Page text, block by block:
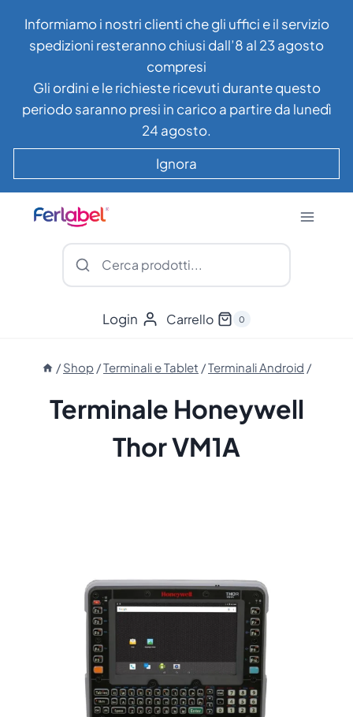
contenuto
Informiamo i nostri clienti che gli uffici e il servizio
spedizioni resteranno chiusi dall’8 al 23 agosto
compresi
Gli ordini e le richieste ricevuti durante questo
periodo saranno presi in carico a partire da lunedì
24 agosto.
Ignora
Login Carrello 0
/ Shop /Terminali e Tablet /Terminali Android /
Terminale Honeywell
Thor VM1A